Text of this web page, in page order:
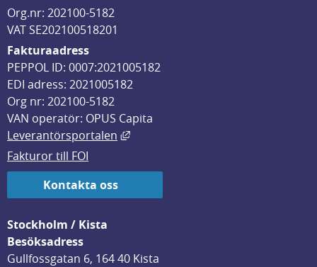
Org.nr: 202100-5182
VAT SE202100518201
Fakturaadress
PEPPOL ID: 0007:2021005182
EDI adress: 2021005182
Org nr: 202100-5182
VAN operatör: OPUS Capita
Leverantörsportalen
Länk till annan webbplats, öppnas
Fakturor till FOI
Kontakta oss
Stockholm / Kista
Besöksadress
Gullfossgatan 6, 164 40 Kista